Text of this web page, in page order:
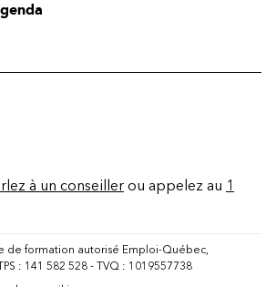
à un conseiller ou appelez au 1
de formation autorisé Emploi-Québec,
: 141 582 528 - TVQ : 1019557738